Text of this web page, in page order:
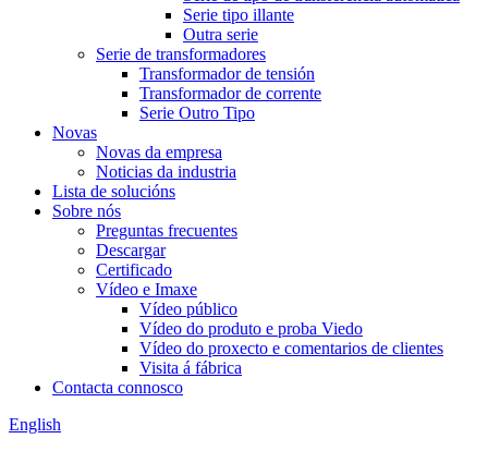
Serie tipo illante
Outra serie
Serie de transformadores
Transformador de tensión
Transformador de corrente
Serie Outro Tipo
Novas
Novas da empresa
Noticias da industria
Lista de solucións
Sobre nós
Preguntas frecuentes
Descargar
Certificado
Vídeo e Imaxe
Vídeo público
Vídeo do produto e proba Viedo
Vídeo do proxecto e comentarios de clientes
Visita á fábrica
Contacta connosco
English